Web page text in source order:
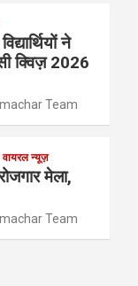
ने
क्विज़ 2026
Team
वायरल न्यूज़
मेला,
Team